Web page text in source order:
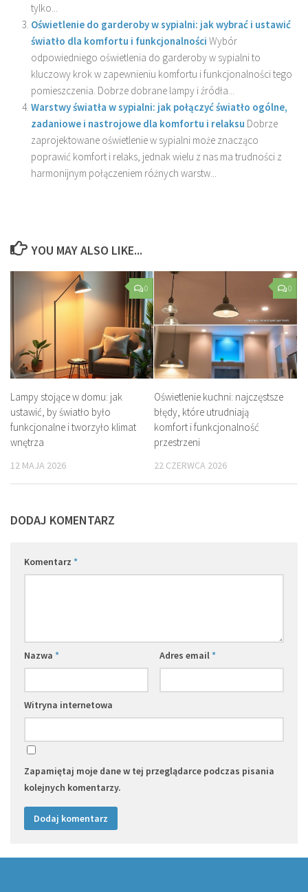
tylko...
Oświetlenie do garderoby w sypialni: jak wybrać i ustawić
światło dla komfortu i funkcjonalności Wybór
odpowiedniego oświetlenia do garderoby w sypialni to
kluczowy krok w zapewnieniu komfortu i funkcjonalności tego
pomieszczenia. Dobrze dobrane lampy i źródła...
Warstwy światła w sypialni: jak połączyć światło ogólne,
zadaniowe i nastrojowe dla komfortu i relaksu Dobrze
zaprojektowane oświetlenie w sypialni może znacząco
poprawić komfort i relaks, jednak wielu z nas ma trudności z
harmonijnym połączeniem różnych warstw...
YOU MAY ALSO LIKE...
0
Lampy stojące w domu: jak
ustawić, by światło było
funkcjonalne i tworzyło klimat
wnętrza
12 MAJA 2026
0
Oświetlenie kuchni: najczęstsze
błędy, które utrudniają
komfort i funkcjonalność
przestrzeni
22 CZERWCA 2026
DODAJ KOMENTARZ
Komentarz *
Nazwa * Adres email*
Witryna internetowa
Zapamiętaj moje dane w tej przeglądarce podczas pisania
kolejnych komentarzy.